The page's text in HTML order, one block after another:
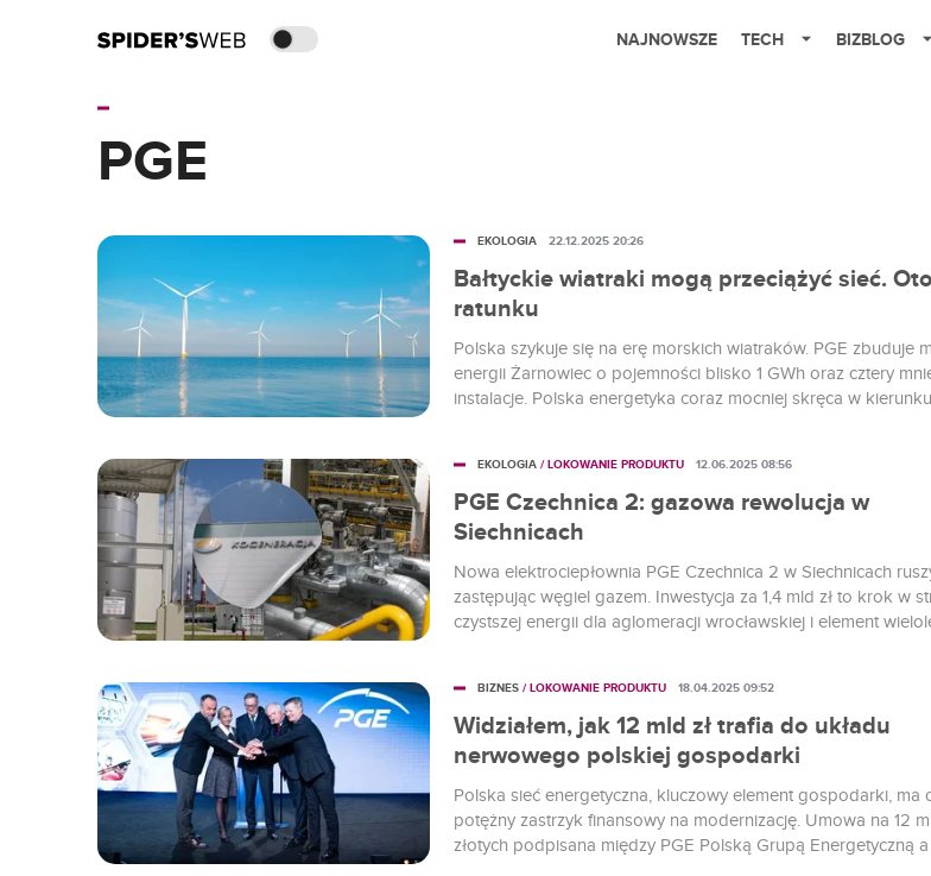
NAJNOWSZE TECH BIZBLOG
PGE
Bałtyckie wiatraki mogą przeciążyć sieć.
ratunku
Polska szykuje się na erę morskich wiatraków. PGE zbuduje
energii Żarnowiec o pojemności blisko 1 GWh oraz cztery
instalacje. Polska energetyka coraz mocniej skręca w
kraju buduje potężny magazyn...
EKOLOGIA 22.12.2025 20:26
PGE Czechnica 2: gazowa rewolucja w
Siechnicach
Nowa elektrociepłownia PGE Czechnica 2 w Siechnicach
zastępując węgiel gazem. Inwestycja za 1,4 mld zł to krok w
czystszej energii dla aglomeracji wrocławskiej i element
ponad 1,4 mld zł to technologiczny skok naprzód otwierający
rozdział po 120 latach...
EKOLOGIA / LOKOWANIE PRODUKTU 12.06.2025 08:56
Widziałem, jak 12 mld zł trafia do układu
nerwowego polskiej gospodarki
Polska sieć energetyczna, kluczowy element gospodarki, ma
potężny zastrzyk finansowy na modernizację. Umowa na 12
złotych podpisana między PGE Polską Grupą Energetyczną
BIZNES / LOKOWANIE PRODUKTU 18.04.2025 09:52